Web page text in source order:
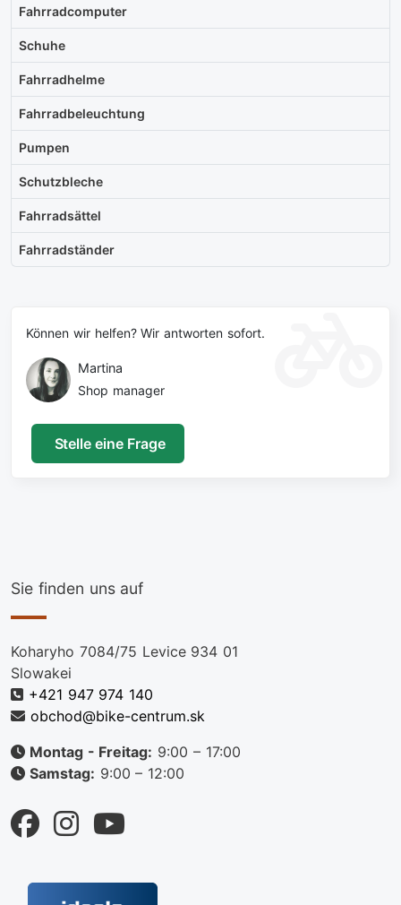
Fahrradcomputer
Schuhe
Fahrradhelme
Fahrradbeleuchtung
Pumpen
Schutzbleche
Fahrradsättel
Fahrradständer
Können wir helfen? Wir antworten sofort.
Martina
Shop manager
Stelle eine Frage
Sie finden uns auf
Koharyho 7084/75 Levice 934 01
Slowakei
+421 947 974 140
obchod@bike-centrum.sk
Montag - Freitag: 9:00 – 17:00
Samstag: 9:00 – 12:00